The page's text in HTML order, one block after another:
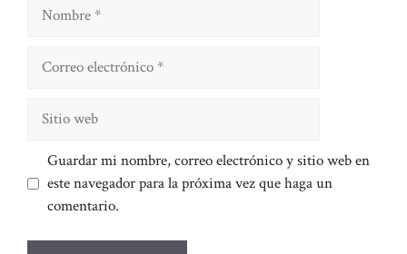
Nombre
Guardar mi nombre, correo electrónico y sitio web en
este navegador para la próxima vez que haga un
comentario.